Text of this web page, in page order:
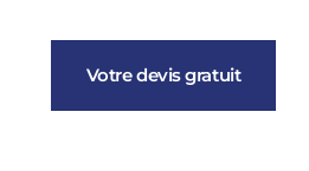
Votre devis gratuit